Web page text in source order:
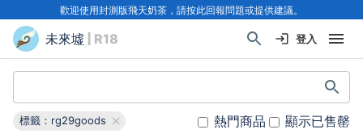
歡迎使用封測版飛天奶茶，請按此回報問題或提供建議。
未來墟 | R18 登入
標籤：rg29goods 熱門商品 顯示已售罄